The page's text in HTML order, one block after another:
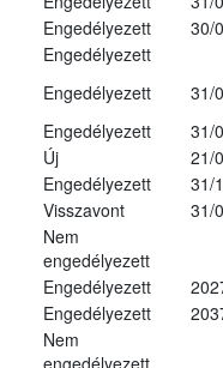
Engedélyezett
30/
Engedélyezett
Engedélyezett
31/
Engedélyezett
31/
Új
21/
Engedélyezett
31/
Visszavont
31/
Nem
engedélyezett
Engedélyezett
Engedélyezett
Nem